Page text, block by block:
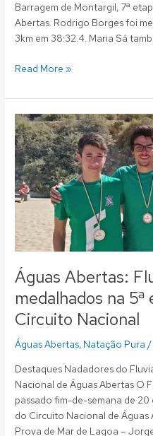
Barragem de Montargil, 7ª
Abertas. Rodrigo Borges foi
3km em 38:32.4. Maria Sá
Read More »
Águas Abertas:
medalhados na 5ª
Circuito Nacional
Águas Abertas, Natação Pura /
Destaques Nadadores do
Nacional de Águas Abertas O
passado fim-de-semana de 20
do Circuito Nacional de Águas
Prova de Mar de Lagoa –
Águas
Abertas:
Fluvialistas
medalhados
na
5ª
e
6ª
etapas
Circuito
Nacional